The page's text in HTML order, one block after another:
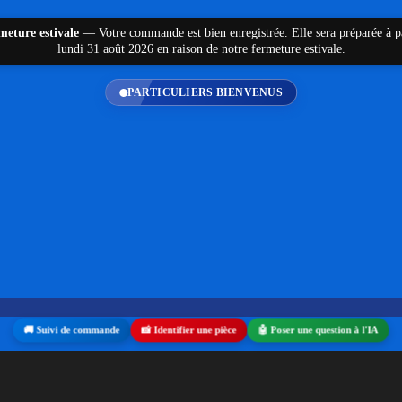
🚚 Suivi de commande 📸 Identifier une pièce 🤖 Poser une question à l'IA
estivale — Votre commande est bien enregistrée. Elle sera préparée à
lundi 31 août 2026 en raison de notre fermeture estivale.
PARTICULIERS BIENVENUS